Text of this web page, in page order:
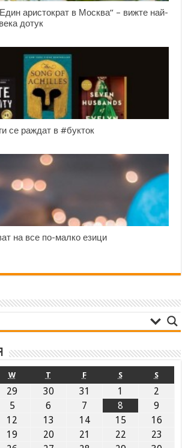
аристократ в Москва“ – вижте най-
дотук
се раждат в #букток
на все по-малко езици
W T F S S
29 30 31 1
2
5 6 7 8
9
12 13 14 15
16
19 20 21 22
23